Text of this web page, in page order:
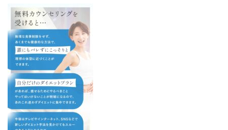
Media
ご利用ガイド
オンラインダイエット